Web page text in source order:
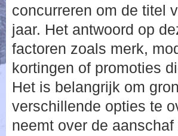
concurreren om de titel
jaar. Het antwoord op
factoren zoals merk,
kortingen of promoties
Het is belangrijk om
verschillende opties te
neemt over de